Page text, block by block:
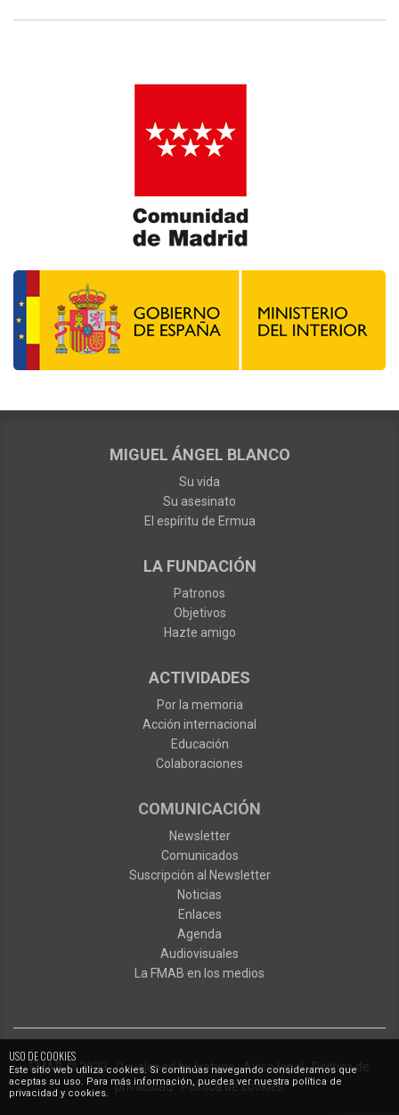
USO DE COOKIES
Este sitio web utiliza cookies. Si continúas navegando consideramos que
aceptas su uso. Para más información, puedes ver nuestra política de
privacidad y cookies.
MIGUEL ÁNGEL BLANCO
Su vida
Su asesinato
El espíritu de Ermua
LA FUNDACIÓN
Patronos
Objetivos
Hazte amigo
ACTIVIDADES
Por la memoria
Acción internacional
Educación
Colaboraciones
COMUNICACIÓN
Newsletter
Comunicados
Suscripción al Newsletter
Noticias
Enlaces
Agenda
Audiovisuales
La FMAB en los medios
FMAB© 2023·Developed byIxotype·Aviso legal·Política de
privacidad·Política de cookies